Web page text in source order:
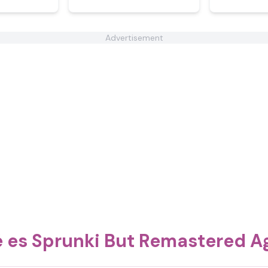
Advertisement
es Sprunki But Remastered